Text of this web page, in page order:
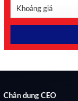
Chân dung CEO